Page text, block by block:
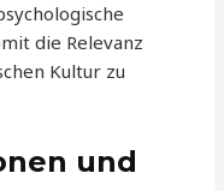
die Relevanz
Kultur zu
und